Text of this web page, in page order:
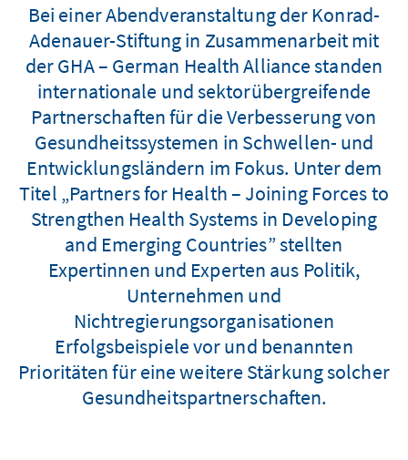
Bei einer Abendveranstaltung der Konrad-
Adenauer-Stiftung in Zusammenarbeit mit
der GHA – German Health Alliance standen
internationale und sektorübergreifende
Partnerschaften für die Verbesserung von
Gesundheitssystemen in Schwellen- und
Entwicklungsländern im Fokus. Unter dem
Titel „Partners for Health – Joining Forces to
Strengthen Health Systems in Developing
and Emerging Countries” stellten
Expertinnen und Experten aus Politik,
Unternehmen und
Nichtregierungsorganisationen
Erfolgsbeispiele vor und benannten
Prioritäten für eine weitere Stärkung solcher
Gesundheitspartnerschaften.